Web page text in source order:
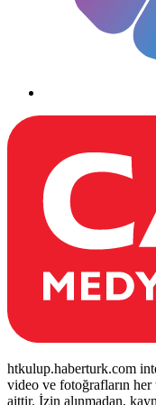
htkulup.haberturk.com
video ve fotoğrafların
aittir. İzin alınmadan,